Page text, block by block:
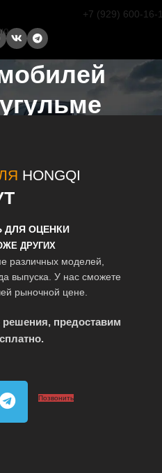
+7 (929) 600-16-
HONGQI
ДЛЯ ОЦЕНКИ
ДРУГИХ
различных моделей,
выпуска. У нас сможете
рыночной цене.
предоставим
Позвонить